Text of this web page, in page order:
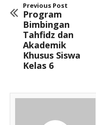
Previous Post
Program
Bimbingan
Tahfidz dan
Akademik
Khusus Siswa
Kelas 6